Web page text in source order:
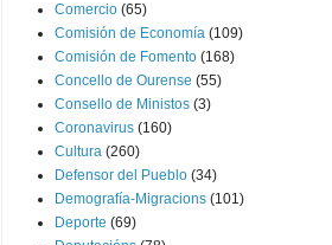
Comercio (65)
Comisión de Economía (109)
Comisión de Fomento (168)
Concello de Ourense (55)
Consello de Ministos (3)
Coronavirus (160)
Cultura (260)
Defensor del Pueblo (34)
Demografía-Migracions (101)
Deporte (69)